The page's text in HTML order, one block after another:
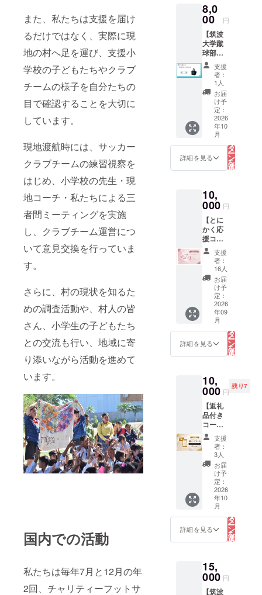
また、私たちは支援を届け
るだけではなく、実際に現
地の村へ足を運び、支援小
学校の子どもたちやクラブ
チームの様子を自分たちの
目で確認することを大切に
しています。
現地渡航時には、サッカー
クラブチームの練習視察を
はじめ、小学校の先生・現
地コーチ・私たちによる三
者間ミーティングを実施
し、クラブチーム運営につ
いて意見交換を行っていま
す。
さらに、村の現状を知るた
めの調査活動や、村人の皆
さん、小学生の子どもたち
との交流も行い、地域に寄
り添いながら活動を進めて
います。
国内での活動
私たちは毎年7月と12月の年
2回、チャリティーフットサ
カッ
プ 1個
・お礼
メール
・PV終
了報告
メール
（PV終
了報告
書付
き） ■
マグ
カップ
詳細 サ
イズ：
80mm
× 高さ
陶器
ズで
す。こ
こでし
か手に
入らな
い特別
なアイ
テムと
して、
日常使
いはも
ちろ
ん、ス
ポーツ
観戦や
お出か
けの際
ます。
皆様か
支援
は、プ
ロジェ
クトの
ために
大切に
使わせ
ていた
だきま
す。 ■
内容 ・
筑波大
部公式
グッズ
チバッ
グ 1個
・お礼
メール
・PV終
了報告
メール
（PV終
了報告
書付
き） ■
ランチ
バッグ
詳細 サ
イズ：
370mm
× 底幅
210mm
× マチ
170mm
す。 本
商品
は、今
回の
FIFA
ワール
ドカッ
プ パブ
リック
ビュー
イング
開催に
あた
り、筑
波大学
蹴球部
が特別
ズで
す。こ
こでし
か手に
入らな
い特別
なアイ
テムと
して、
日常使
いはも
ちろ
ん、ス
ポーツ
観戦や
お出か
けの際
ます。
皆様か
支援
は、プ
ロジェ
クトの
ために
大切に
使わせ
ていた
だきま
す。 ■
内容 ・
筑波大
部公式
グッズ
コッ
シュ 1
個 ・お
8,0
00 円
【筑波
大学蹴
球部プ
ラン：
ライト
セッ
ト】 筑
波大学
蹴球部
オリジ
ナルロ
ゴ入り
「マグ
カッ
プ」
「ラン
グ」を
お届け
いたし
ます。
本商品
は、今
回の
FIFA
ワール
ドカッ
プ パブ
リック
ビュー
イング
開催に
あた
り、筑
に製作
した限
定グッ
ズで
す。こ
こでし
か手に
入らな
い特別
なアイ
テムと
して、
日常使
いはも
ちろ
ん、ス
ポーツ
にもご
活用い
支援
者：
1人
お届
け予
定：
2026
年10
月
詳細を見る
リ
タ
ー
ン
を
選
択
10,
000 円
【とに
かく応
援コー
ス】 応
援して
いただ
けるお
気持ち
がとて
も嬉し
いで
す！ 返
礼品な
しの支
援のみ
のコー
なって
おりま
す。 皆
様から
のご支
援は、
プロ
ジェク
トのた
めに大
切に使
わせて
いただ
きま
す。 ・
お礼
メール
（PV終
了報告
書付
支援
者：
16人
お届
け予
定：
2026
年09
月
詳細を見る
リ
タ
ー
ン
を
選
択
10,
000 円
残り7
【返礼
品付き
コー
ス：個
人プラ
ンA】
筑波大
学蹴球
部出身
の「谷
口彰悟
選手」
のお礼
メッ
セージ
動画を
いたし
ます。
皆様か
らのご
支援
者：
3人
お届
け予
定：
2026
年10
月
詳細を見る
リ
タ
ー
ン
を
選
択
15,
000 円
【筑波